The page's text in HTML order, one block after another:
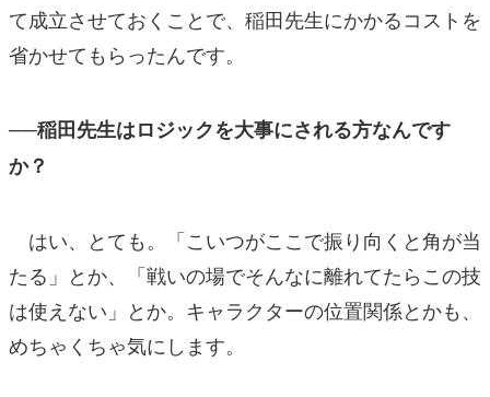
て成立させておくことで、稲田先生にかかるコストを
省かせてもらったんです。
──稲田先生はロジックを大事にされる方なんです
か？
はい、とても。「こいつがここで振り向くと角が当
たる」とか、「戦いの場でそんなに離れてたらこの技
は使えない」とか。キャラクターの位置関係とかも、
めちゃくちゃ気にします。